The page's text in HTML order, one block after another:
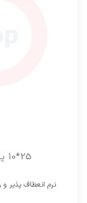
25*10 پانسمان آماده ضد آب برند TGMED
نرم انعطاف پذیر